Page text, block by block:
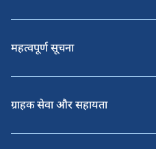
महत्वपूर्ण सूचना
ग्राहक सेवा और सहायता